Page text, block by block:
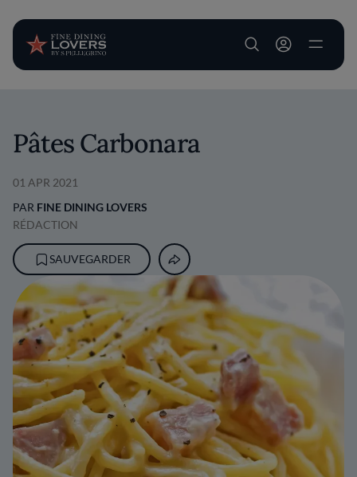
User account
Pâtes Carbonara
01 APR 2021
PAR FINE DINING LOVERS
RÉDACTION
SAUVEGARDER